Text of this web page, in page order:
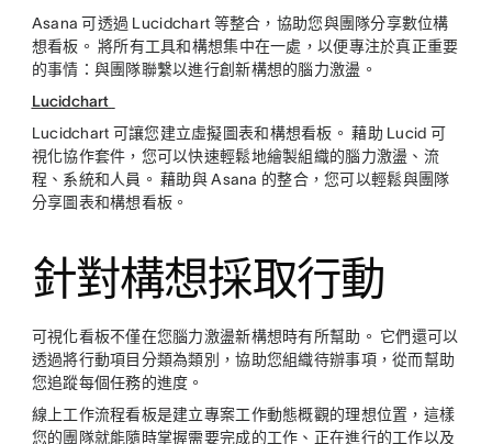
Asana 可透過 Lucidchart 等整合，協助您與團隊分享數位構
想看板。 將所有工具和構想集中在一處，以便專注於真正重要
的事情：與團隊聯繫以進行創新構想的腦力激盪。
Lucidchart
Lucidchart 可讓您建立虛擬圖表和構想看板。 藉助 Lucid 可
視化協作套件，您可以快速輕鬆地繪製組織的腦力激盪、流
程、系統和人員。 藉助與 Asana 的整合，您可以輕鬆與團隊
分享圖表和構想看板。
針對構想採取行動
可視化看板不僅在您腦力激盪新構想時有所幫助。 它們還可以
透過將行動項目分類為類別，協助您組織待辦事項，從而幫助
您追蹤每個任務的進度。
線上工作流程看板是建立專案工作動態概觀的理想位置，這樣
您的團隊就能隨時掌握需要完成的工作、正在進行的工作以及